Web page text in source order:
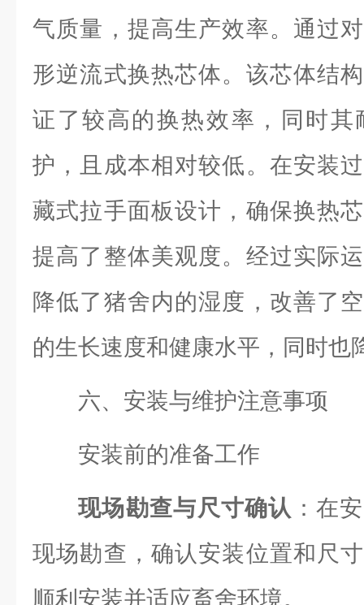
气质量，提高生产效率。通过
形逆流式换热芯体。该芯体结
证了较高的换热效率，同时其
护，且成本相对较低。在安装
藏式拉手面板设计，确保换热
提高了整体美观度。经过实际
降低了猪舍内的湿度，改善了
的生长速度和健康水平，同时也
六、安装与维护注意事项
安装前的准备工作
现场勘查与尺寸确认 ：在
现场勘查，确认安装位置和尺
顺利安装并适应畜舍环境。